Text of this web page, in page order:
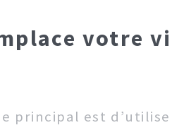
votre
principal est